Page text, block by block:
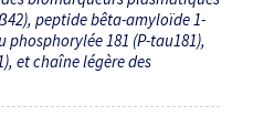
peptide bêta-amyloïde 1-
181 (P-tau181),
et chaîne légère des